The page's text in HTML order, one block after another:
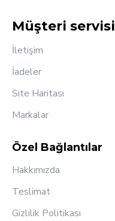
Müşteri servisi
İletişim
İadeler
Site Haritası
Markalar
Özel Bağlantılar
Hakkımızda
Teslimat
Gizlilik Politikası